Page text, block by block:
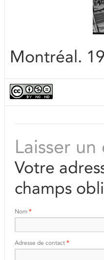
Montréal.
Laisser
Votre
champs
Nom *
Adresse de contact *